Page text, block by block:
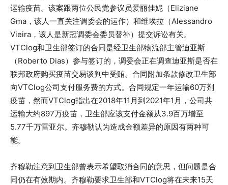
运输疫苗。该案跟两位公民党参议员爱丽佳妮（Eliziane
Gma，该人一直关注调委会的运作）和维埃拉（Alessandro
Vieira，该人是新冠调委会委员替补）提交诉讼有关。
VTClog和卫生部签订的合同是经卫生部物流部主管迪亚斯
（Roberto Dias）参与签订的，调委会正在调查迪亚斯是否在
联邦政府购买疫苗交易谈判中受贿。合同附加条款修改卫生部
向VTClog公司支付服务费的方式。合同规定一年运输60万剂
疫苗，然而VTClog指出在2018年11月到2021年1月，公司共
运输大约897万疫苗，卫生部应该支付金额从3.9百万增至
5.77千万雷亚尔。齐穆勒认为造成金额差异的原因有两种可
能。
齐穆勒注意到卫生部曾表示希望取消合同的意思，但问题是合
同仍在有效期内。齐穆勒要求卫生部和VTClog将在未来15天